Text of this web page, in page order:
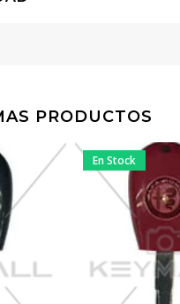
PRODUCTOS
En Stock